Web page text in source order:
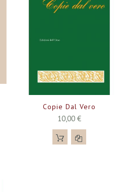
Copie Dal Vero
10,00 €